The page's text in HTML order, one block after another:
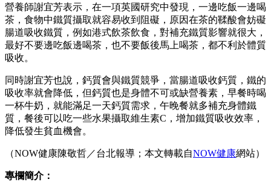
營養師謝宜芳表示，在一項英國研究中發現，一邊吃飯一邊喝
茶，食物中鐵質攝取就容易收到阻礙，原因在茶的鞣酸會妨礙
腸道吸收鐵質，例如港式飲茶飲食，對補充鐵質影響就很大，
最好不要邊吃飯邊喝茶，也不要飯後馬上喝茶，都不利於體質
吸收。
同時謝宜芳也說，鈣質會與鐵質競爭，當腸道吸收鈣質，鐵的
吸收率就會降低，但鈣質也是身體不可或缺營養素，早餐時喝
一杯牛奶，就能滿足一天鈣質需求，午晚餐就多補充身體鐵
質，餐後可以吃一些水果攝取維生素C，增加鐵質吸收效率，
降低發生貧血機會。
（NOW健康陳敬哲／台北報導；本文轉載自NOW健康網站）
專欄簡介：